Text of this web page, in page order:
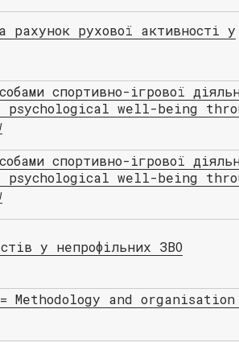
рахунок рухової активності у
спортивно-ігрової
psychological well-being
спортивно-ігрової
psychological well-being
у непрофільних ЗВО
= Methodology and